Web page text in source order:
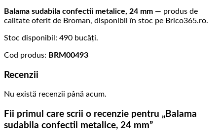
Balama sudabila confectii metalice, 24 mm — produs de
calitate oferit de Broman, disponibil în stoc pe Brico365.ro.
Stoc disponibil: 490 bucăți.
Cod produs: BRM00493
Recenzii
Nu există recenzii până acum.
Fii primul care scrii o recenzie pentru „Balama
sudabila confectii metalice, 24 mm”